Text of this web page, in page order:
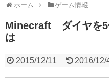
ホーム ゲーム情報
Minecraft ダイヤを5
は
2015/12/11 2016/12/